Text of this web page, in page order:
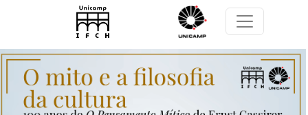
Pular para o conteúdo principal